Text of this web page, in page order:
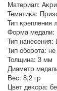
Материал:
Тематика:
Тип крепления
Форма медали:
Тип нанесения:
Тип оборота: не
Толщина: 3 мм
Диаметр
Вес: 8,2 гр
Цвет декора: